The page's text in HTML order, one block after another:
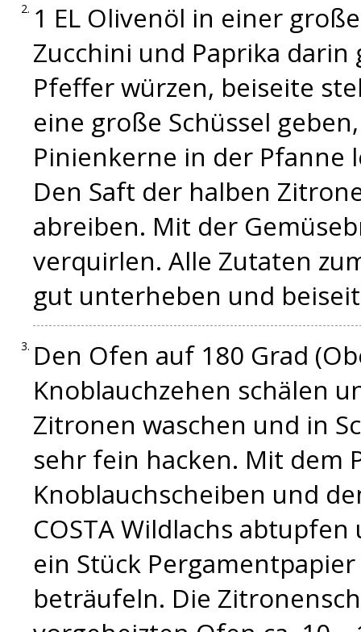
1 EL Olivenöl in einer
Zucchini und Paprika darin
Pfeffer würzen, beiseite
eine große Schüssel
Pinienkerne in der Pfanne
Den Saft der halben
abreiben. Mit der
verquirlen. Alle Zutaten
gut unterheben und
Den Ofen auf 180 Grad
Knoblauchzehen schälen
Zitronen waschen und in
sehr fein hacken. Mit dem
Knoblauchscheiben und
COSTA Wildlachs
ein Stück
beträufeln. Die